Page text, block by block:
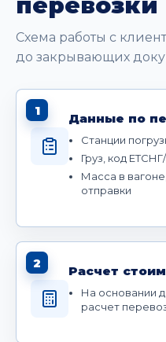
Схема работы с
до закрывающих
1
Данные по
Станции
Груз, код
Масса в
отправки
2
Расчет
На основании
расчет